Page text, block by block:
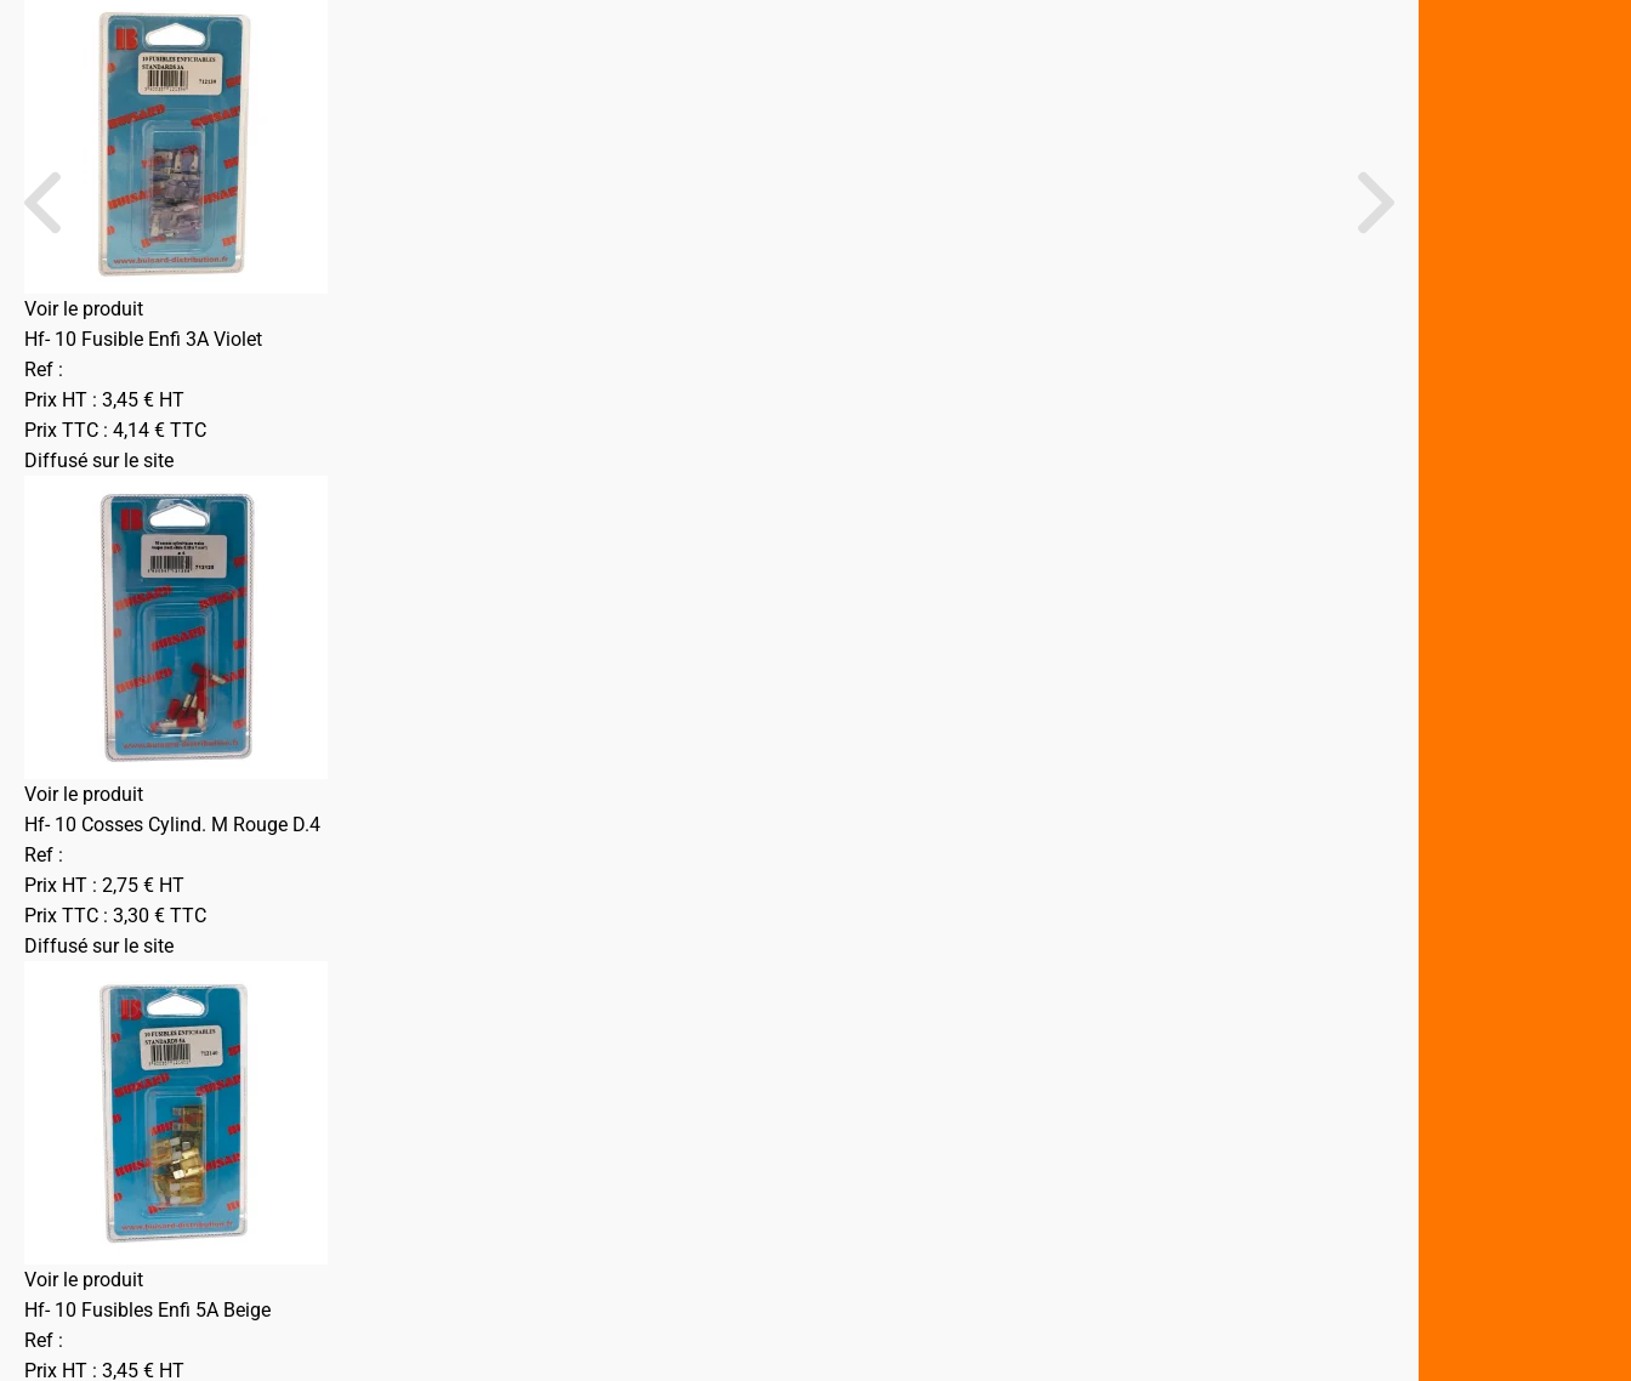
Voir le produit
Hf- 10 Fusible Enfi 3A Violet
Ref :
Prix HT : 3,45 € HT
Prix TTC : 4,14 € TTC
Diffusé sur le site
Voir le produit
Hf- 10 Cosses Cylind. M Rouge D.4
Ref :
Prix HT : 2,75 € HT
Prix TTC : 3,30 € TTC
Diffusé sur le site
Voir le produit
Hf- 10 Fusibles Enfi 5A Beige
Ref :
Prix HT : 3,45 € HT